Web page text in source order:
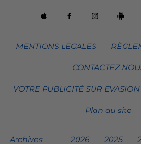
MENTIONS LEGALES
CONTACTEZ
VOTRE PUBLICITÉ SUR EVASION
Plan du site
Archives 2026 2025